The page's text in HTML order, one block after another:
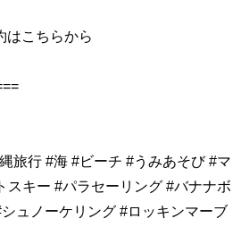
はこちらから
旅行 #海 #ビーチ #うみあそび #マ
スキー #パラセーリング #バナナボ
ュノーケリング #ロッキンマーブ